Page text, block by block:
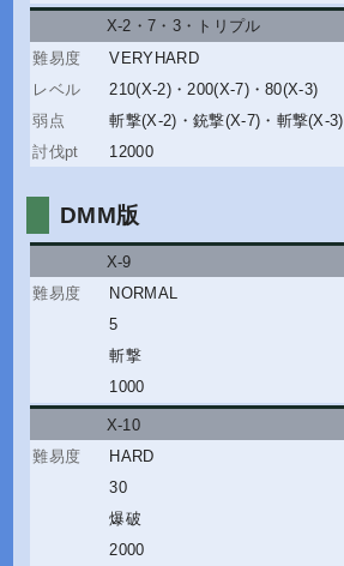
X-2・7・3 ・
トリプル
VERYHARD
210(X-2)・ 200(X-7)・80(X-3)
斬撃(X-2) ・ 銃撃(X-7) ・ 斬撃(X-3)
12000
DMM版
X-9
NORMAL
5
斬撃
1000
X-10
HARD
30
爆破
2000